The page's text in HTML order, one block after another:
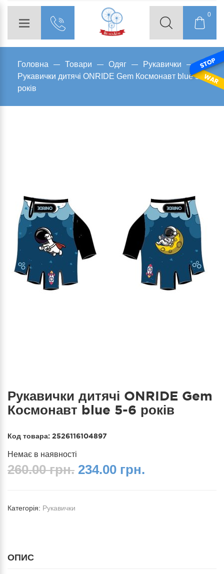
0
Головна Товари Одяг
Рукавички
Рукавички дитячі ONRIDE Gem Космонавт blue 5-6
років
Рукавички дитячі ONRIDE Gem
Космонавт blue 5-6 років
Код товара: 2526116104897
Немає в наявності
260.00 грн. 234.00 грн.
Категорія: Рукавички
ОПИС